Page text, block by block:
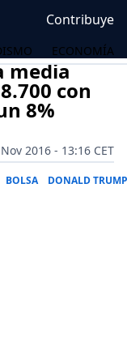
Contribuye
ECONOMÍA
media
con
8%
2016 - 13:16 CET
BOLSA DONALD TRUMP